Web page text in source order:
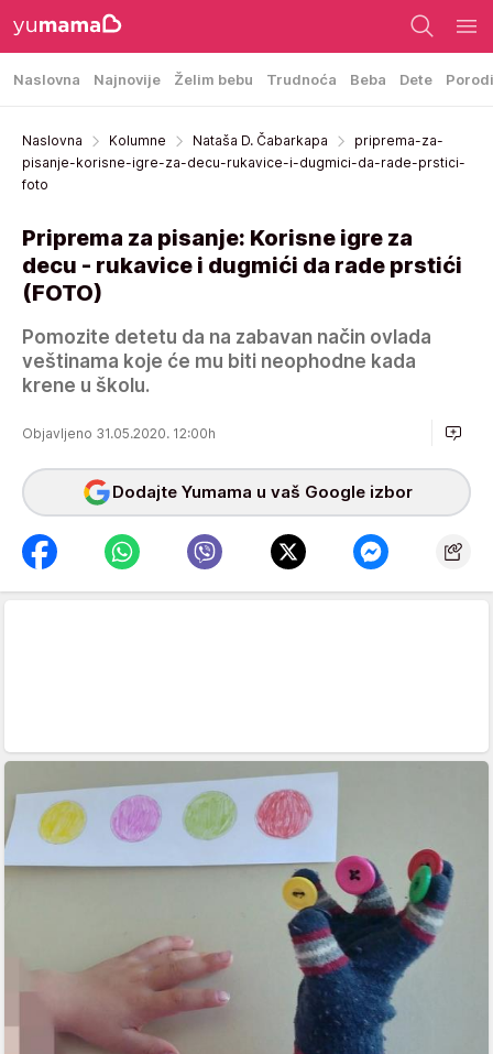
Naslovna Najnovije Želim bebu Trudnoća Beba Dete
Naslovna Kolumne Nataša D. Čabarkapa
priprema-za-
pisanje-korisne-igre-za-decu-rukavice-i-dugmici-da-rade-prstici-
foto
Priprema za pisanje: Korisne igre za
decu - rukavice i dugmići da rade prstići
(FOTO)
Pomozite detetu da na zabavan način ovlada
veštinama koje će mu biti neophodne kada
krene u školu.
Objavljeno 31.05.2020. 12:00h
Dodajte Yumama u vaš Google izbor